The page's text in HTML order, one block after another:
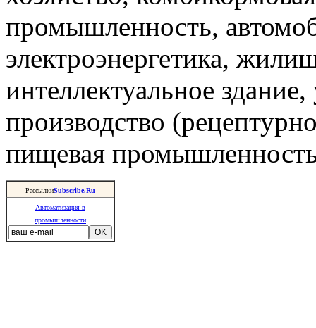
промышленность,
электроэнергетика,
интеллектуальное
производство
пищевая
РассылкиSubscribe.Ru
Автоматизация в
промышленности